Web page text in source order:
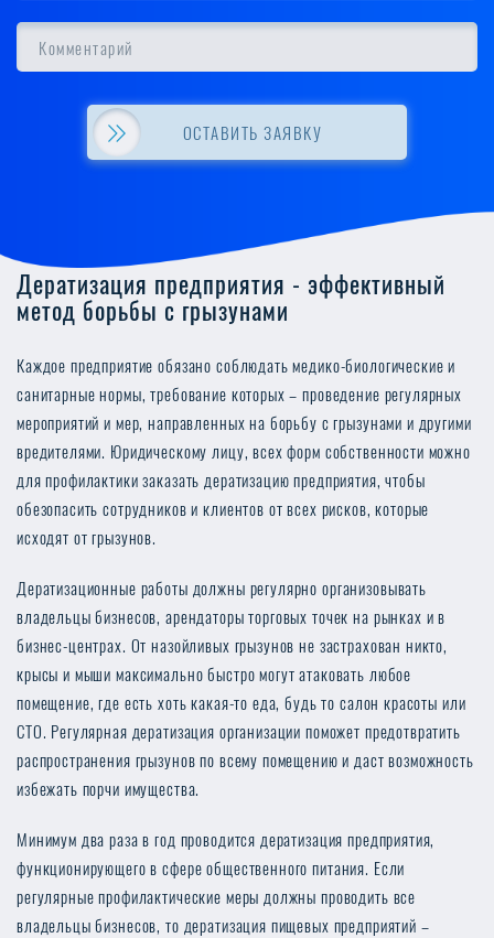
ОСТАВИТЬ ЗАЯВКУ
Дератизация предприятия - эффективный
метод борьбы с грызунами
Каждое предприятие обязано соблюдать медико-биологические и
санитарные нормы, требование которых – проведение регулярных
мероприятий и мер, направленных на борьбу с грызунами и другими
вредителями. Юридическому лицу, всех форм собственности можно
для профилактики заказать дератизацию предприятия, чтобы
обезопасить сотрудников и клиентов от всех рисков, которые
исходят от грызунов.
Дератизационные работы должны регулярно организовывать
владельцы бизнесов, арендаторы торговых точек на рынках и в
бизнес-центрах. От назойливых грызунов не застрахован никто,
крысы и мыши максимально быстро могут атаковать любое
помещение, где есть хоть какая-то еда, будь то салон красоты или
СТО. Регулярная дератизация организации поможет предотвратить
распространения грызунов по всему помещению и даст возможность
избежать порчи имущества.
Минимум два раза в год проводится дератизация предприятия,
функционирующего в сфере общественного питания. Если
регулярные профилактические меры должны проводить все
владельцы бизнесов, то дератизация пищевых предприятий –